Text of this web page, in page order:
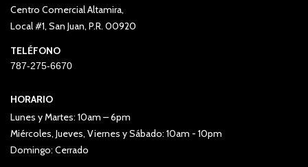
Centro Comercial Altamira,
Local #1, San Juan, P.R. 00920
TELÉFONO
787-275-6670
HORARIO
Lunes y Martes: 10am – 6pm
Miércoles, Jueves, Viernes y Sábado: 10am - 10pm
Domingo: Cerrado